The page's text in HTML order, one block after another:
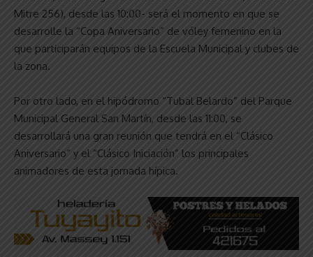
Mitre 256), desde las 10:00- será el momento en que se
desarrolle la “Copa Aniversario” de vóley femenino en la
que participarán equipos de la Escuela Municipal y clubes de
la zona.
Por otro lado, en el hipódromo “Tubal Belardo” del Parque
Municipal General San Martín, desde las 11:00, se
desarrollará una gran reunión que tendrá en el “Clásico
Aniversario” y el “Clásico Iniciación” los principales
animadores de esta jornada hípica.